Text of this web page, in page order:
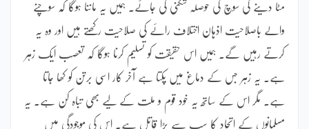
مٹا دینے کی سوچ کی حوصلہ شکنی کی جائے۔ ہمیں یہ ماننا ہوگا کہ سوچنے
والے باصلاحیت اذہان اختلاف رائے کی صلاحیت رکھتے ہیں اور وہ یہ
کرتے رہیں گے۔ ہمیں اس حقیقت کو تسلیم کرنا ہوگا کہ تعصب ایک زہر
ہے۔ یہ زہر جس کے دماغ میں پکتا ہے آخر کار اسی برتن کو کھا جاتا
ہے۔ مگر اس کے ساتھ یہ خود قوم و ملت کے لیے بھی تباہ کن ہے۔ یہ
مسلمانوں کے اتحاد کا سب سے بڑا قاتل ہے۔ اس کی موجودگی میں